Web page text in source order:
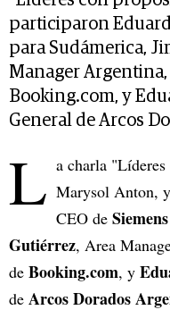
participaron
para Sudámerica,
Manager
Booking.com, y
General de Arcos
L a charla
Marysol Anton,
CEO de Siemens
Gutiérrez, Area
de Booking.com, y
de Arcos Dorados